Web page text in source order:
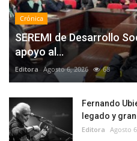
Crónica
SEREMI de Desarrollo
apoyo al...
Editora Agosto 6, 2026 68
Fernando
legado y
Editora Agosto